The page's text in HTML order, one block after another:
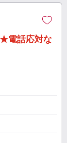
電話応対な